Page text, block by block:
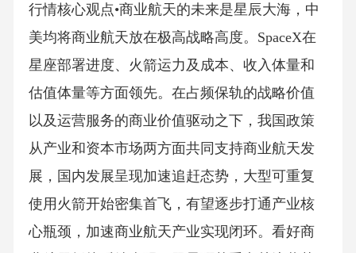
行情核心观点•商业航天的未来是星辰大海，中
美均将商业航天放在极高战略高度。SpaceX在
星座部署进度、火箭运力及成本、收入体量和
估值体量等方面领先。在占频保轨的战略价值
以及运营服务的商业价值驱动之下，我国政策
从产业和资本市场两方面共同支持商业航天发
展，国内发展呈现加速追赶态势，大型可重复
使用火箭开始密集首飞，有望逐步打通产业核
心瓶颈，加速商业航天产业实现闭环。看好商